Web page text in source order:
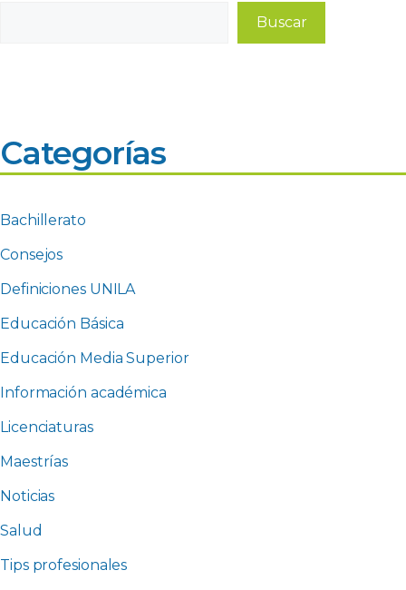
Buscar
Categorías
Bachillerato
Consejos
Definiciones UNILA
Educación Básica
Educación Media Superior
Información académica
Licenciaturas
Maestrías
Noticias
Salud
Tips profesionales